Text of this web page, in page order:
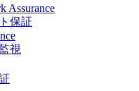
Assurance
保証
視